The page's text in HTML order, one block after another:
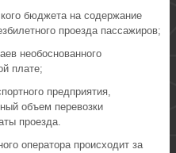
бюджета на содержание
проезда пассажиров;
необоснованного
плате;
предприятия,
объем перевозки
проезда.
оператора происходит за